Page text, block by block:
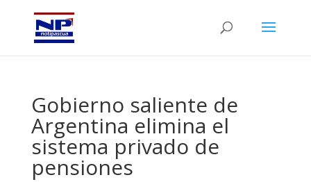
Gobierno saliente de
Argentina elimina el
sistema privado de
pensiones